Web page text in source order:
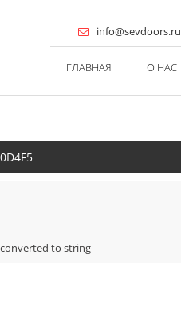
info@sevdoors.ru
ГЛАВНАЯ О НАС
to string